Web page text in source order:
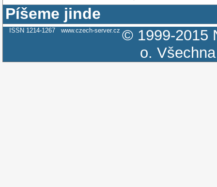
Píšeme jinde
ISSN 1214-1267 www.czech-server.cz © 1999-2015
o.